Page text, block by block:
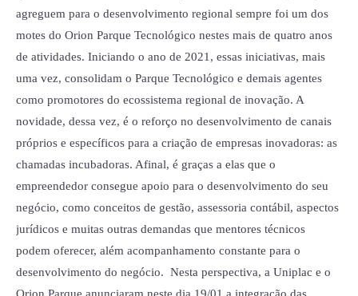
agreguem para o desenvolvimento regional sempre foi um dos
motes do Orion Parque Tecnológico nestes mais de quatro anos
de atividades. Iniciando o ano de 2021, essas iniciativas, mais
uma vez, consolidam o Parque Tecnológico e demais agentes
como promotores do ecossistema regional de inovação. A
novidade, dessa vez, é o reforço no desenvolvimento de canais
próprios e específicos para a criação de empresas inovadoras: as
chamadas incubadoras. Afinal, é graças a elas que o
empreendedor consegue apoio para o desenvolvimento do seu
negócio, como conceitos de gestão, assessoria contábil, aspectos
jurídicos e muitas outras demandas que mentores técnicos
podem oferecer, além acompanhamento constante para o
desenvolvimento do negócio. Nesta perspectiva, a Uniplac e o